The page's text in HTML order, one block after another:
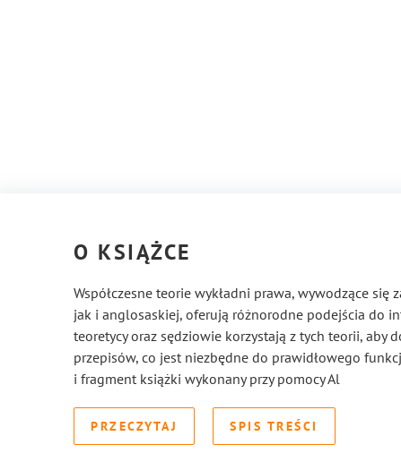
O KSIĄŻCE
Współczesne teorie wykładni prawa, wywodzące
jak i anglosaskiej, oferują różnorodne podejścia do
teoretycy oraz sędziowie korzystają z tych teorii, aby
przepisów, co jest niezbędne do prawidłowego
i fragment książki wykonany przy pomocy Al
PRZECZYTAJ SPIS TREŚCI